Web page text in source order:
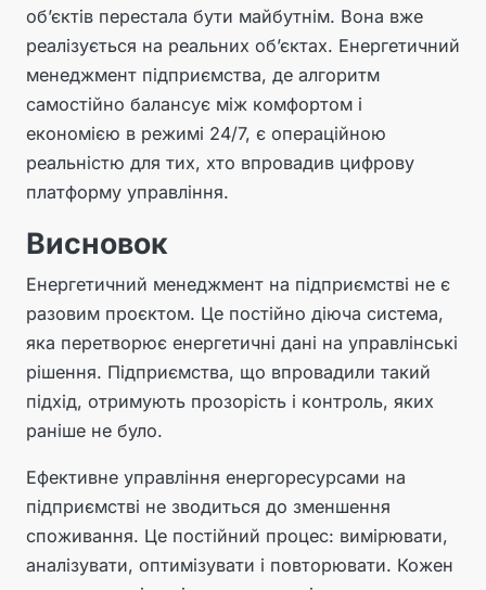
об’єктів перестала бути майбутнім. Вона вже
реалізується на реальних об’єктах. Енергетичний
менеджмент підприємства, де алгоритм
самостійно балансує між комфортом і
економією в режимі 24/7, є операційною
реальністю для тих, хто впровадив цифрову
платформу управління.
Висновок
Енергетичний менеджмент на підприємстві не є
разовим проєктом. Це постійно діюча система,
яка перетворює енергетичні дані на управлінські
рішення. Підприємства, що впровадили такий
підхід, отримують прозорість і контроль, яких
раніше не було.
Ефективне управління енергоресурсами на
підприємстві не зводиться до зменшення
споживання. Це постійний процес: вимірювати,
аналізувати, оптимізувати і повторювати. Кожен